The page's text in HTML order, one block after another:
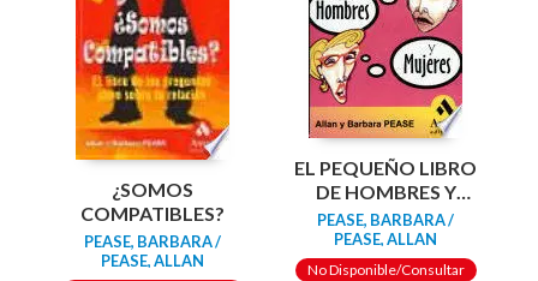
¿SOMOS
COMPATIBLES?
PEASE, BARBARA /
PEASE, ALLAN
EL PEQUEÑO LIBRO
DE HOMBRES Y
MUJERES
PEASE, BARBARA /
PEASE, ALLAN
No Disponible/Consultar